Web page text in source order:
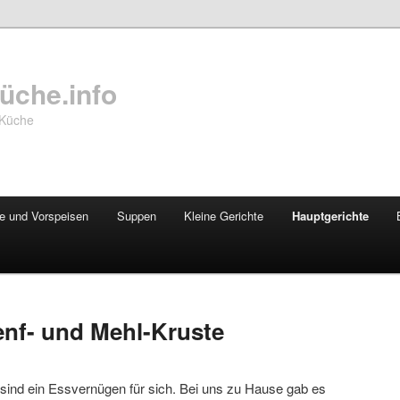
und Vorspeisen Suppen Kleine Gerichte Hauptgerichte
und Mehl-Kruste
ein Essvernügen für sich. Bei uns zu Hause gab es